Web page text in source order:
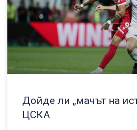
Дойде ли „мачът на
ЦСКА